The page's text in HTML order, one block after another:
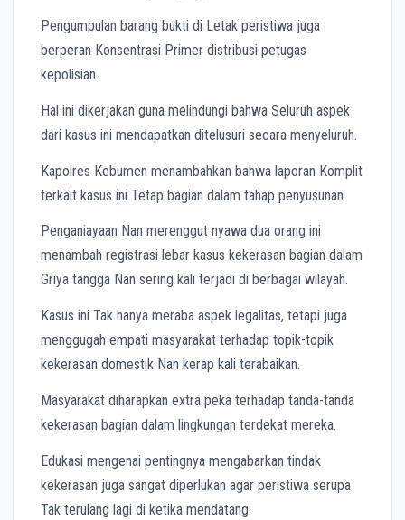
Pengumpulan barang bukti di Letak peristiwa juga
berperan Konsentrasi Primer distribusi petugas
kepolisian.
Hal ini dikerjakan guna melindungi bahwa Seluruh aspek
dari kasus ini mendapatkan ditelusuri secara menyeluruh.
Kapolres Kebumen menambahkan bahwa laporan Komplit
terkait kasus ini Tetap bagian dalam tahap penyusunan.
Penganiayaan Nan merenggut nyawa dua orang ini
menambah registrasi lebar kasus kekerasan bagian dalam
Griya tangga Nan sering kali terjadi di berbagai wilayah.
Kasus ini Tak hanya meraba aspek legalitas, tetapi juga
menggugah empati masyarakat terhadap topik-topik
kekerasan domestik Nan kerap kali terabaikan.
Masyarakat diharapkan extra peka terhadap tanda-tanda
kekerasan bagian dalam lingkungan terdekat mereka.
Edukasi mengenai pentingnya mengabarkan tindak
kekerasan juga sangat diperlukan agar peristiwa serupa
Tak terulang lagi di ketika mendatang.